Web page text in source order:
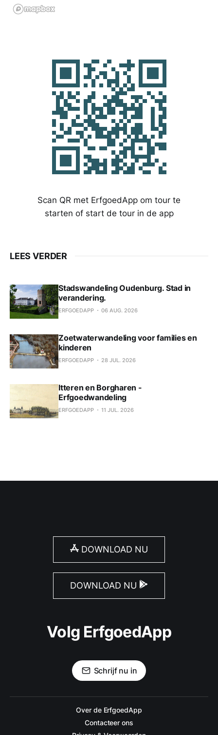
Scan QR met ErfgoedApp om tour te
starten of start de tour in de app
LEES VERDER
Stadswandeling Oudenburg. Stad in
verandering.
ERFGOEDAPP 06 AUG. 2026
Zoetwaterwandeling voor families en
kinderen
ERFGOEDAPP 28 JUL. 2026
Itteren en Borgharen -
Erfgoedwandeling
ERFGOEDAPP 11 JUL. 2026
DOWNLOAD NU
DOWNLOAD NU
Volg ErfgoedApp
Schrijf nu in
Over de ErfgoedApp
Contacteer ons